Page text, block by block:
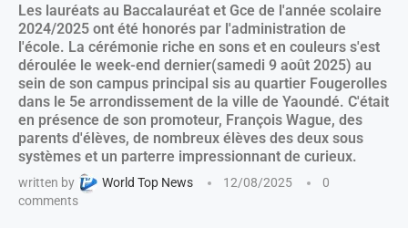
Les lauréats au Baccalauréat et Gce de l'année scolaire
2024/2025 ont été honorés par l'administration de
l'école. La cérémonie riche en sons et en couleurs s'est
déroulée le week-end dernier(samedi 9 août 2025) au
sein de son campus principal sis au quartier Fougerolles
dans le 5e arrondissement de la ville de Yaoundé. C'était
en présence de son promoteur, François Wague, des
parents d'élèves, de nombreux élèves des deux sous
systèmes et un parterre impressionnant de curieux.
written by World Top News 12/08/2025
0
comments